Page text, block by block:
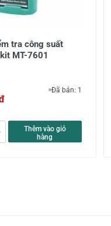
tra công suất
MT-7601
Đã bán: 1
Thêm vào giỏ
hàng